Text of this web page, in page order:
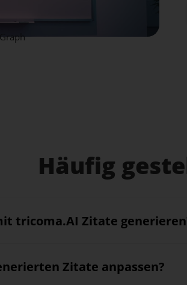
Häufig
tricoma.AI Zitate
Zitate anpassen?